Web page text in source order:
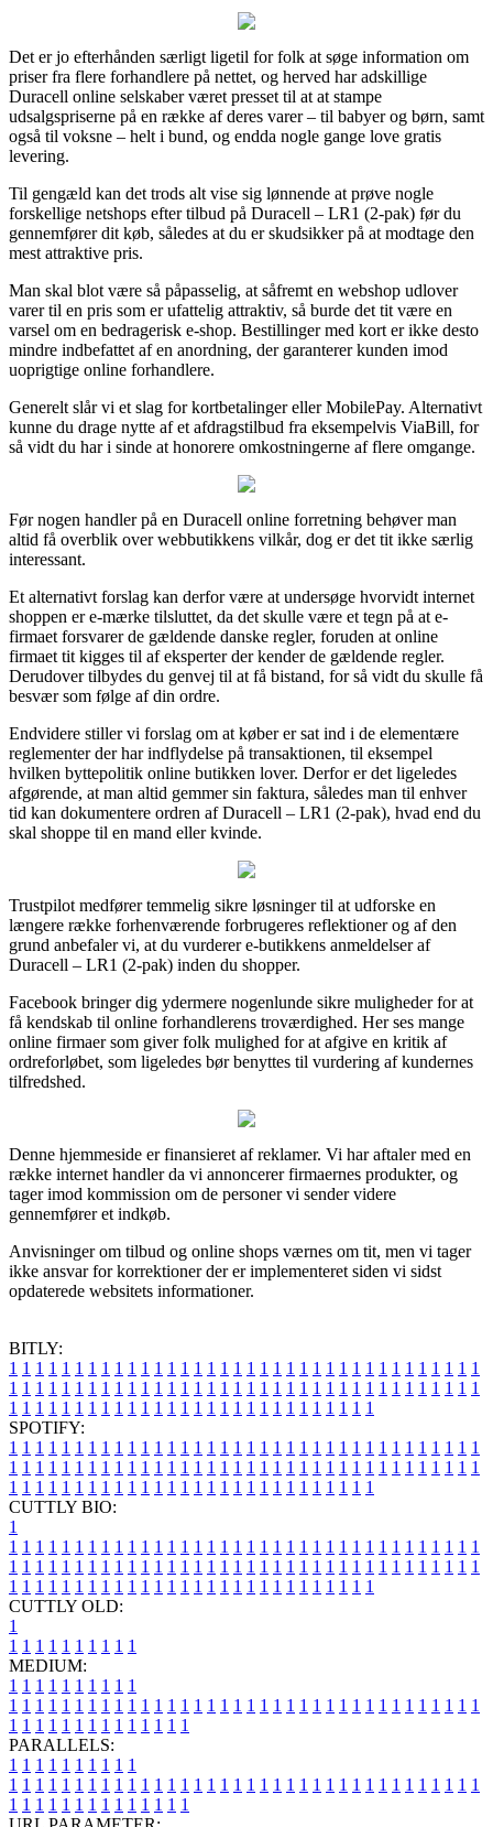
Det er jo efterhånden særligt ligetil for folk at søge information om
priser fra flere forhandlere på nettet, og herved har adskillige
Duracell online selskaber været presset til at at stampe
udsalgspriserne på en række af deres varer – til babyer og børn, samt
også til voksne – helt i bund, og endda nogle gange love gratis
levering.
Til gengæld kan det trods alt vise sig lønnende at prøve nogle
forskellige netshops efter tilbud på Duracell – LR1 (2-pak) før du
gennemfører dit køb, således at du er skudsikker på at modtage den
mest attraktive pris.
Man skal blot være så påpasselig, at såfremt en webshop udlover
varer til en pris som er ufattelig attraktiv, så burde det tit være en
varsel om en bedragerisk e-shop. Bestillinger med kort er ikke desto
mindre indbefattet af en anordning, der garanterer kunden imod
uoprigtige online forhandlere.
Generelt slår vi et slag for kortbetalinger eller MobilePay. Alternativt
kunne du drage nytte af et afdragstilbud fra eksempelvis ViaBill, for
så vidt du har i sinde at honorere omkostningerne af flere omgange.
Før nogen handler på en Duracell online forretning behøver man
altid få overblik over webbutikkens vilkår, dog er det tit ikke særlig
interessant.
Et alternativt forslag kan derfor være at undersøge hvorvidt internet
shoppen er e-mærke tilsluttet, da det skulle være et tegn på at e-
firmaet forsvarer de gældende danske regler, foruden at online
firmaet tit kigges til af eksperter der kender de gældende regler.
Derudover tilbydes du genvej til at få bistand, for så vidt du skulle få
besvær som følge af din ordre.
Endvidere stiller vi forslag om at køber er sat ind i de elementære
reglementer der har indflydelse på transaktionen, til eksempel
hvilken byttepolitik online butikken lover. Derfor er det ligeledes
afgørende, at man altid gemmer sin faktura, således man til enhver
tid kan dokumentere ordren af Duracell – LR1 (2-pak), hvad end du
skal shoppe til en mand eller kvinde.
Trustpilot medfører temmelig sikre løsninger til at udforske en
længere række forhenværende forbrugeres reflektioner og af den
grund anbefaler vi, at du vurderer e-butikkens anmeldelser af
Duracell – LR1 (2-pak) inden du shopper.
Facebook bringer dig ydermere nogenlunde sikre muligheder for at
få kendskab til online forhandlerens troværdighed. Her ses mange
online firmaer som giver folk mulighed for at afgive en kritik af
ordreforløbet, som ligeledes bør benyttes til vurdering af kundernes
tilfredshed.
Denne hjemmeside er finansieret af reklamer. Vi har aftaler med en
række internet handler da vi annoncerer firmaernes produkter, og
tager imod kommission om de personer vi sender videre
gennemfører et indkøb.
Anvisninger om tilbud og online shops værnes om tit, men vi tager
ikke ansvar for korrektioner der er implementeret siden vi sidst
opdaterede websitets informationer.
BITLY:
1 1 1 1 1 1 1 1 1 1 1 1 1 1 1 1 1 1 1 1 1 1 1 1 1 1 1 1 1 1 1 1 1 1 1 1
1 1 1 1 1 1 1 1 1 1 1 1 1 1 1 1 1 1 1 1 1 1 1 1 1 1 1 1 1 1 1 1 1 1 1 1
1 1 1 1 1 1 1 1 1 1 1 1 1 1 1 1 1 1 1 1 1 1 1 1 1 1 1 1
SPOTIFY:
1 1 1 1 1 1 1 1 1 1 1 1 1 1 1 1 1 1 1 1 1 1 1 1 1 1 1 1 1 1 1 1 1 1 1 1
1 1 1 1 1 1 1 1 1 1 1 1 1 1 1 1 1 1 1 1 1 1 1 1 1 1 1 1 1 1 1 1 1 1 1 1
1 1 1 1 1 1 1 1 1 1 1 1 1 1 1 1 1 1 1 1 1 1 1 1 1 1 1 1
CUTTLY BIO:
1
1 1 1 1 1 1 1 1 1 1 1 1 1 1 1 1 1 1 1 1 1 1 1 1 1 1 1 1 1 1 1 1 1 1 1 1
1 1 1 1 1 1 1 1 1 1 1 1 1 1 1 1 1 1 1 1 1 1 1 1 1 1 1 1 1 1 1 1 1 1 1 1
1 1 1 1 1 1 1 1 1 1 1 1 1 1 1 1 1 1 1 1 1 1 1 1 1 1 1 1
CUTTLY OLD:
1
1 1 1 1 1 1 1 1 1 1
MEDIUM:
1 1 1 1 1 1 1 1 1 1
1 1 1 1 1 1 1 1 1 1 1 1 1 1 1 1 1 1 1 1 1 1 1 1 1 1 1 1 1 1 1 1 1 1 1 1
1 1 1 1 1 1 1 1 1 1 1 1 1 1
PARALLELS:
1 1 1 1 1 1 1 1 1 1
1 1 1 1 1 1 1 1 1 1 1 1 1 1 1 1 1 1 1 1 1 1 1 1 1 1 1 1 1 1 1 1 1 1 1 1
1 1 1 1 1 1 1 1 1 1 1 1 1 1